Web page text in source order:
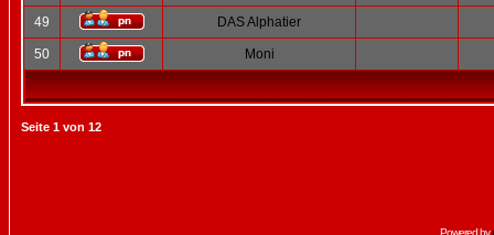
49 DAS Alphatier
50 Moni
Seite 1 von 12
Powered by